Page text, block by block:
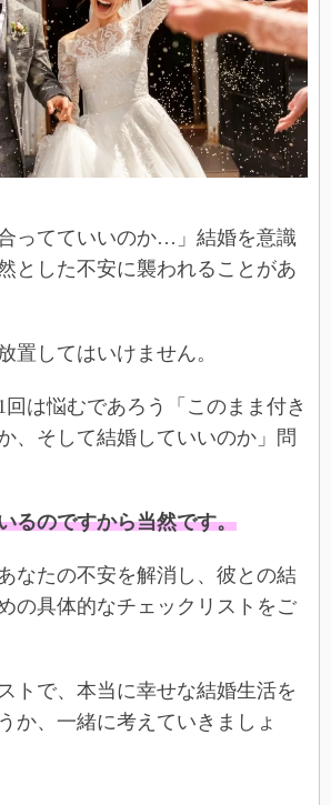
合ってていいのか…」結婚を意識
とした不安に襲われることがあ
置してはいけません。
は悩むであろう「このまま付き
、そして結婚していいのか」問
るのですから当然です。
なたの不安を解消し、彼との結
の具体的なチェックリストをご
トで、本当に幸せな結婚生活を
か、一緒に考えていきましょ